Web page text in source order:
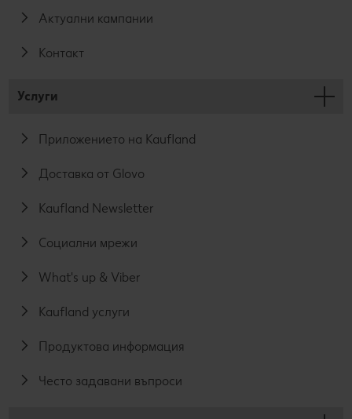
Актуални кампании
Контакт
Услуги
Приложението на Kaufland
Доставка от Glovo
Kaufland Newsletter
Социални мрежи
What's up & Viber
Kaufland услуги
Продуктова информация
Често задавани въпроси